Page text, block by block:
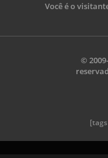
Você é o
©
[tags